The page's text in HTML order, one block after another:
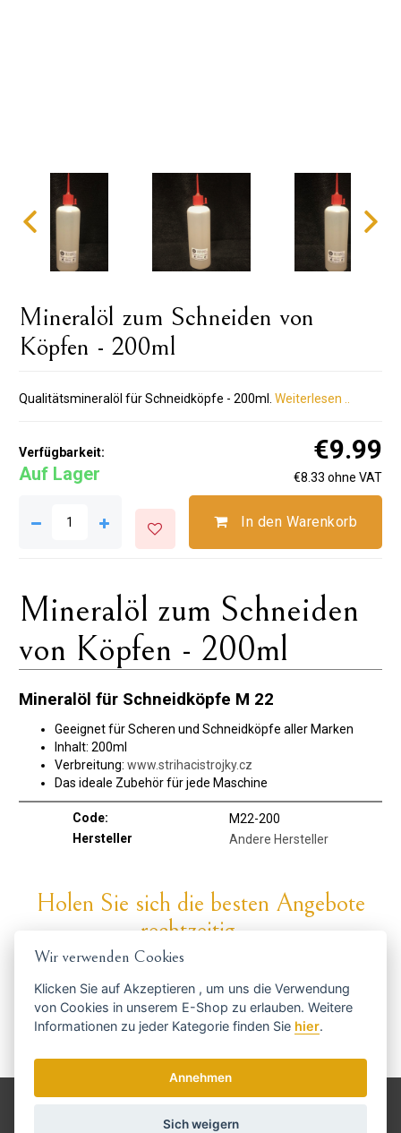
Mineralöl zum Schneiden von
Köpfen - 200ml
Qualitätsmineralöl für Schneidköpfe - 200ml. Weiterlesen ..
Verfügbarkeit:
Auf Lager
€9.99
€8.33 ohne VAT
In den Warenkorb
Mineralöl zum Schneiden
von Köpfen - 200ml
Mineralöl für Schneidköpfe M 22
Geeignet für Scheren und Schneidköpfe aller Marken
Inhalt: 200ml
Verbreitung: www.strihacistrojky.cz
Das ideale Zubehör für jede Maschine
Code:
M22-200
Hersteller
Andere Hersteller
Holen Sie sich die besten Angebote
rechtzeitig ...
Wir senden einmal pro Woche Nachrichten und Rabatte. Wie verwenden wir Ihre Daten?
Versand und Zahlung
Blog
Wir verwenden Cookies
Klicken Sie auf Akzeptieren , um uns die Verwendung
von Cookies in unserem E-Shop zu erlauben. Weitere
Informationen zu jeder Kategorie finden Sie hier.
Annehmen
Sich weigern